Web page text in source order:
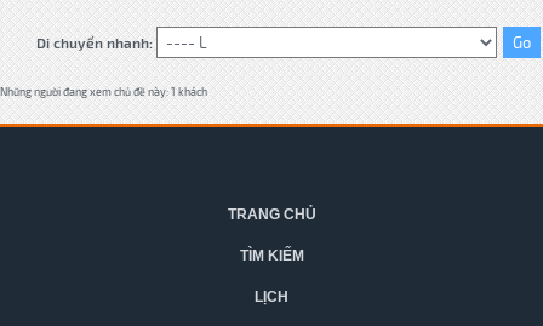
Di chuyển nhanh:
Những người đang xem chủ đề này: 1 khách
TRANG CHỦ
TÌM KIẾM
LỊCH